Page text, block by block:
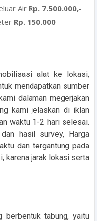
Air Rp. 7.500.000,-
Rp. 150.000
alat ke lokasi,
mendapatkan sumber
dalaman megerjakan
kami jelaskan di iklan
waktu 1-2 hari selesai.
hasil survey, Harga
dan tergantung pada
karena jarak lokasi serta
berbentuk tabung, yaitu